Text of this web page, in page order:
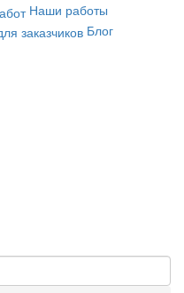
Наши работы
Блог